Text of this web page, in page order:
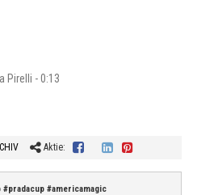
Pirelli - 0:13
Aktie:
#americamagic